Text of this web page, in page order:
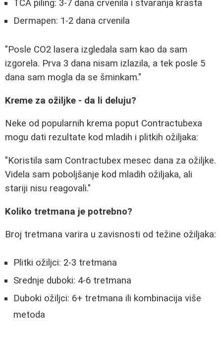
TCA piling: 3-7 dana crvenila i stvaranja krasta
Dermapen: 1-2 dana crvenila
"Posle CO2 lasera izgledala sam kao da sam
izgorela. Prva 3 dana nisam izlazila, a tek posle 5
dana sam mogla da se šminkam."
Kreme za ožiljke - da li deluju?
Neke od popularnih krema poput Contractubexa
mogu dati rezultate kod mladih i plitkih ožiljaka:
"Koristila sam Contractubex mesec dana za ožiljke.
Videla sam poboljšanje kod mladih ožiljaka, ali
stariji nisu reagovali."
Koliko tretmana je potrebno?
Broj tretmana varira u zavisnosti od težine ožiljaka:
Plitki ožiljci: 2-3 tretmana
Srednje duboki: 4-6 tretmana
Duboki ožiljci: 6+ tretmana ili kombinacija više
metoda